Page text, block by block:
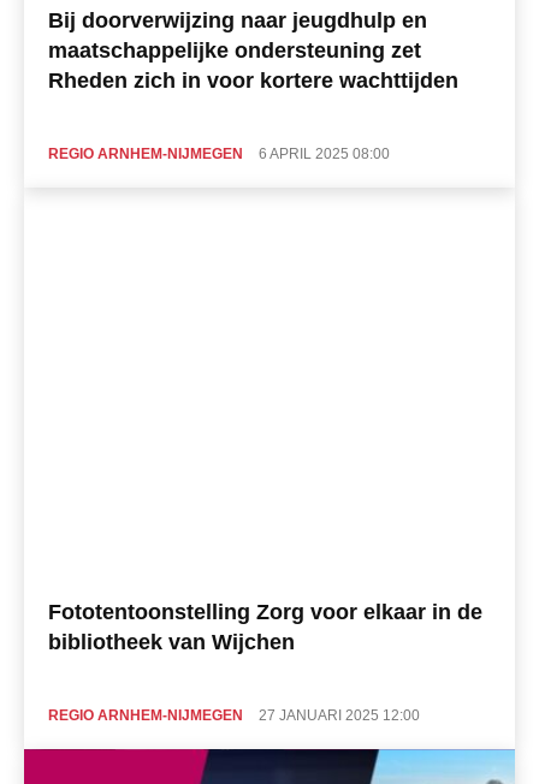
Bij doorverwijzing naar jeugdhulp en
maatschappelijke ondersteuning zet
Rheden zich in voor kortere wachttijden
REGIO ARNHEM-NIJMEGEN 6 APRIL 2025 08:00
Fototentoonstelling Zorg voor elkaar in de
bibliotheek van Wijchen
REGIO ARNHEM-NIJMEGEN 27 JANUARI 2025 12:00